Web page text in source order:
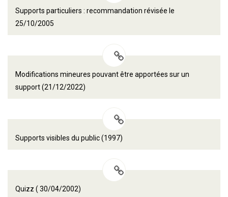
Supports particuliers : recommandation révisée le
25/10/2005
Modifications mineures pouvant être apportées sur un
support (21/12/2022)
Supports visibles du public (1997)
Quizz ( 30/04/2002)